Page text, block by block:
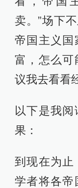
卖。”场下
帝国主义国
富，怎么可
议我去看看
以下是我
果：
到现在为止
学者将各帝